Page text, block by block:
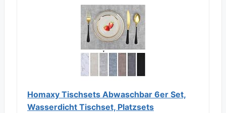
Homaxy Tischsets Abwaschbar 6er Set,
Wasserdicht Tischset, Platzsets